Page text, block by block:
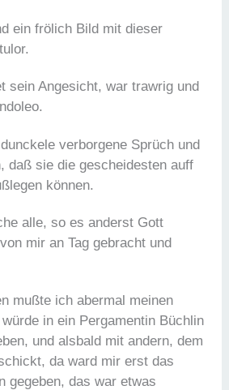
ein frölich Bild mit dieser
sein Angesicht, war trawrig und
verborgene Sprüch und
daß sie die gescheidesten auff
können.
alle, so es anderst Gott
mir an Tag gebracht und
mußte ich abermal meinen
in ein Pergamentin Büchlin
und alsbald mit andern, dem
da ward mir erst das
gegeben, das war etwas